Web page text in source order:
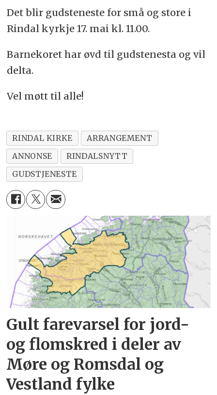
Det blir gudsteneste for små og store i
Rindal kyrkje 17. mai kl. 11.00.
Barnekoret har øvd til gudstenesta og vil
delta.
Vel møtt til alle!
RINDAL KIRKE
ARRANGEMENT
ANNONSE
RINDALSNYTT
GUDSTJENESTE
Gult farevarsel for jord-
og flomskred i deler av
Møre og Romsdal og
Vestland fylke